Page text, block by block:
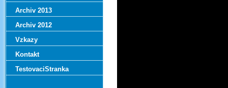
Archiv 2013
Archiv 2012
Vzkazy
Kontakt
TestovaciStranka